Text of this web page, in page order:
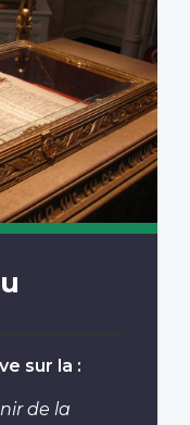
sur la :
de la